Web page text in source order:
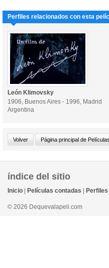
Perfiles relacionados con esta
León Klimovsky
1906, Buenos Aires - 1996, Madrid
Argentina
índice del sitio
Inicio Películas contadas Perfiles
© 2026 Dequevalapeli.com